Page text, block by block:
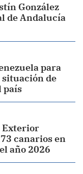
González
de Andalucía
para
de
país
Exterior
canarios en
año 2026